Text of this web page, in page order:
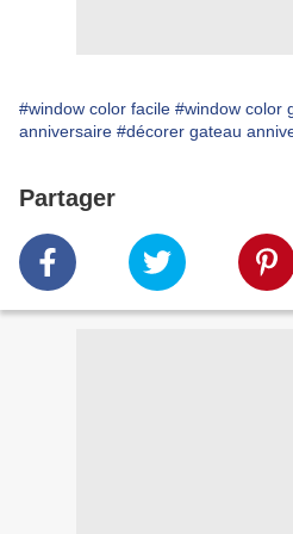
#window color facile #window color
anniversaire #décorer gateau
Partager